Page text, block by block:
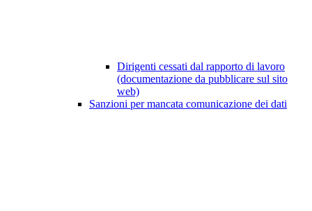
Dirigenti cessati dal rapporto di lavoro
(documentazione da pubblicare sul sito
web)
Sanzioni per mancata comunicazione dei dati